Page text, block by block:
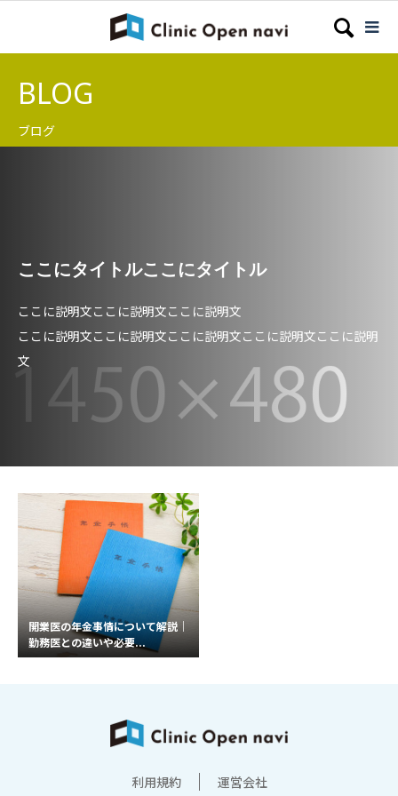
BLOG
ブログ
ここにタイトルここにタイトル
ここに説明文ここに説明文ここに説明文
ここに説明文ここに説明文ここに説明文ここに説明文ここに説明
文
開業医の年金事情について解説｜
勤務医との違いや必要...
利用規約 運営会社